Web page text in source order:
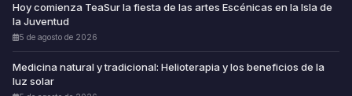
Hoy comienza TeaSur la fiesta de las artes Escénicas en la Isla de
la Juventud
5 de agosto de 2026
Medicina natural y tradicional: Helioterapia y los beneficios de la
luz solar